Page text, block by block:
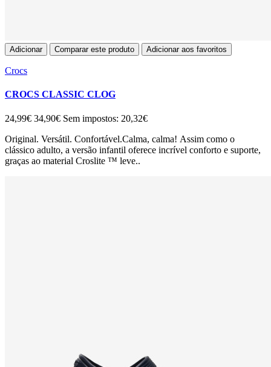
Adicionar Comparar este produto Adicionar aos favoritos
Crocs
CROCS CLASSIC CLOG
24,99€ 34,90€ Sem impostos: 20,32€
Original. Versátil. Confortável.Calma, calma! Assim como o
clássico adulto, a versão infantil oferece incrível conforto e suporte,
graças ao material Croslite ™ leve..